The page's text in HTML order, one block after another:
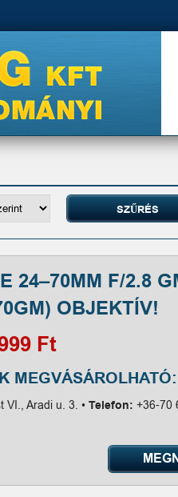
24–70MM F/2.8
OBJEKTÍV!
Ft
MEGVÁSÁROLHATÓ:
VI., Aradi u. 3. •Telefon:+36-70